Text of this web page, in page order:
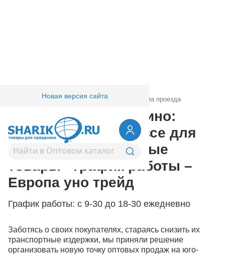
Новая версия сайта
Условия работы /Cash&Carry Схема проезда
Cash&Carry в Люблино:
воздушные шары, все для
праздника, свадебные
товары - график работы –
Европа уно трейд
График работы: с 9-30 до 18-30 ежедневно
Заботясь о своих покупателях, стараясь снизить их
транспортные издержки, мы приняли решение
организовать новую точку оптовых продаж на юго-